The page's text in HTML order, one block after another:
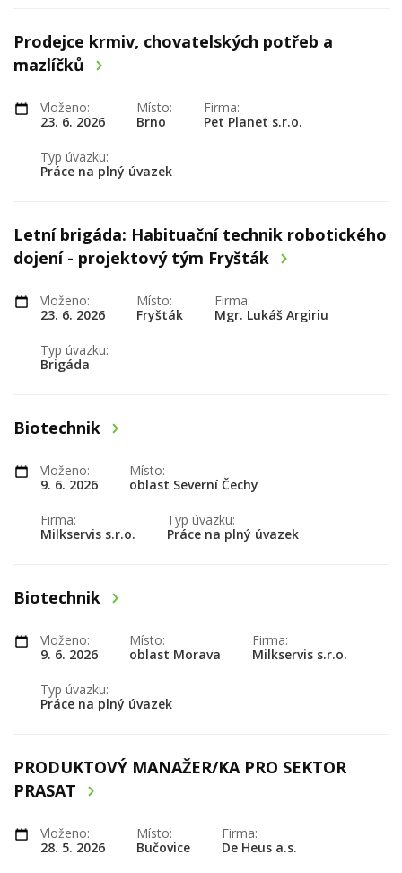
Prodejce krmiv, chovatelských potřeb a
mazlíčků
Vloženo:
23. 6. 2026
Místo:
Brno
Firma:
Pet Planet s.r.o.
Typ úvazku:
Práce na plný úvazek
Letní brigáda: Habituační technik robotického
dojení - projektový tým Fryšták
Vloženo:
23. 6. 2026
Místo:
Fryšták
Firma:
Mgr. Lukáš Argiriu
Typ úvazku:
Brigáda
Biotechnik
Vloženo:
9. 6. 2026
Místo:
oblast Severní Čechy
Firma:
Milkservis s.r.o.
Typ úvazku:
Práce na plný úvazek
Biotechnik
Vloženo:
9. 6. 2026
Místo:
oblast Morava
Firma:
Milkservis s.r.o.
Typ úvazku:
Práce na plný úvazek
PRODUKTOVÝ MANAŽER/KA PRO SEKTOR
PRASAT
Vloženo:
28. 5. 2026
Místo:
Bučovice
Firma:
De Heus a.s.